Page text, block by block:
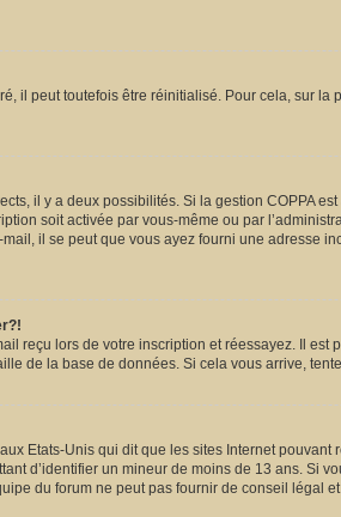
il peut toutefois être réinitialisé. Pour cela, sur la
il y a deux possibilités. Si la gestion COPPA
soit activée par vous-même ou par
il se peut que vous ayez fourni une adresse
reçu lors de votre inscription et réessayez. Il
de la base de données. Si cela vous arrive,
Etats-Unis qui dit que les sites Internet
d’identifier un mineur de moins de 13 ans. Si
du forum ne peut pas fournir de conseil